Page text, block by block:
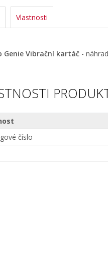
Vlastnosti
Genie Vibrační kartáč -
číslo